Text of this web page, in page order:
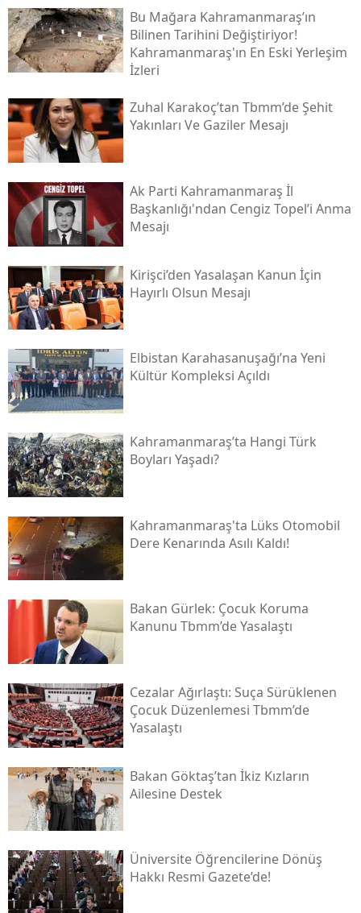
Bu Mağara Kahramanmaraş’ın
Bilinen Tarihini Değiştiriyor!
Kahramanmaraş'ın En Eski Yerleşim
İzleri
Zuhal Karakoç’tan Tbmm’de Şehit
Yakınları Ve Gaziler Mesajı
Ak Parti Kahramanmaraş İl
Başkanlığı'ndan Cengiz Topel’i Anma
Mesajı
Kirişci’den Yasalaşan Kanun İçin
Hayırlı Olsun Mesajı
Elbistan Karahasanuşağı’na Yeni
Kültür Kompleksi Açıldı
Kahramanmaraş’ta Hangi Türk
Boyları Yaşadı?
Kahramanmaraş'ta Lüks Otomobil
Dere Kenarında Asılı Kaldı!
Bakan Gürlek: Çocuk Koruma
Kanunu Tbmm’de Yasalaştı
Cezalar Ağırlaştı: Suça Sürüklenen
Çocuk Düzenlemesi Tbmm’de
Yasalaştı
Bakan Göktaş’tan İkiz Kızların
Ailesine Destek
Üniversite Öğrencilerine Dönüş
Hakkı Resmi Gazete’de!